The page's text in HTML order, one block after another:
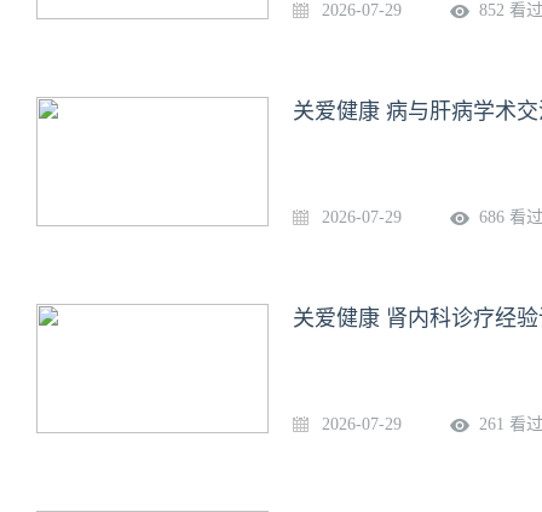
2026-07-29 852 看过
关爱健康 病与肝病学术
2026-07-29 686 看过
关爱健康 肾内科诊疗经
2026-07-29 261 看过